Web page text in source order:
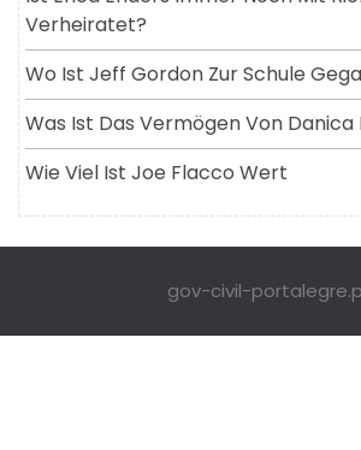
Verheiratet?
Wo Ist Jeff Gordon Zur Schule
Was Ist Das Vermögen Von Danica
Wie Viel Ist Joe Flacco Wert
gov-civil-